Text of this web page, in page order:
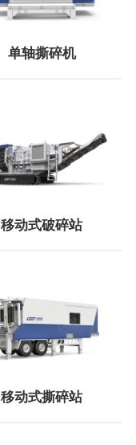
单轴撕碎机
移动式破碎站
移动式撕碎站